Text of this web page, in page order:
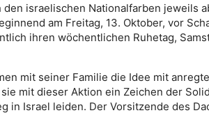
israelischen Nationalfarben jeweils
am Freitag, 13. Oktober, vor
ihren wöchentlichen Ruhetag,
mit seiner Familie die Idee mit
mit dieser Aktion ein Zeichen der
in Israel leiden. Der Vorsitzende des